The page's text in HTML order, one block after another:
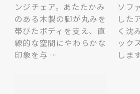
ンジチェア。あたたかみ
のある木製の脚が丸みを
帯びたボディを支え、直
線的な空間にやわらかな
印象を与 …
ソフ
した
く沈
ック
しま